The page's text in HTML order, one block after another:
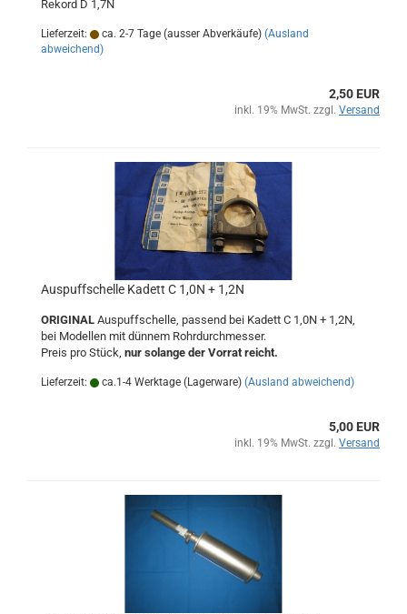
Rekord D 1,7N
Lieferzeit: ca. 2-7 Tage (ausser Abverkäufe) (Ausland
abweichend)
2,50 EUR
inkl. 19% MwSt. zzgl. Versand
Auspuffschelle Kadett C 1,0N + 1,2N
ORIGINAL Auspuffschelle, passend bei Kadett C 1,0N + 1,2N,
bei Modellen mit dünnem Rohrdurchmesser.
Preis pro Stück, nur solange der Vorrat reicht.
Lieferzeit: ca.1-4 Werktage (Lagerware) (Ausland abweichend)
5,00 EUR
inkl. 19% MwSt. zzgl. Versand